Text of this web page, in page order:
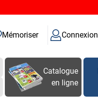
Mémoriser Connexion
Catalogue
en ligne